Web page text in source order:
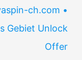
ch.com •
Gebiet Unlock
Offer